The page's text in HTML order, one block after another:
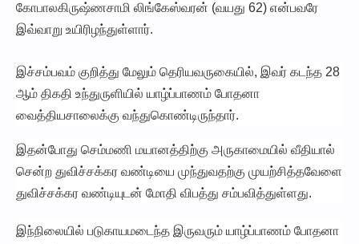
கோபாலகிருஷ்ணசாமி லிங்கேஸ்வரன் (வயது 62) என்பவரே
இவ்வாறு உயிரிழந்துள்ளார்.
இச்சம்பவம் குறித்து மேலும் தெரியவருகையில், இவர் கடந்த 28
ஆம் திகதி உந்துருளியில் யாழ்ப்பாணம் போதனா
வைத்தியசாலைக்கு வந்துகொண்டிருந்தார்.
இதன்போது செம்மணி மயானத்திற்கு அருகாமையில் வீதியால்
சென்ற துவிச்சக்கர வண்டியை முந்துவதற்கு முயற்சித்தவேளை
துவிச்சக்கர வண்டியுடன் மோதி விபத்து சம்பவித்துள்ளது.
இந்நிலையில் படுகாயமடைந்த இருவரும் யாழ்ப்பாணம் போதனா